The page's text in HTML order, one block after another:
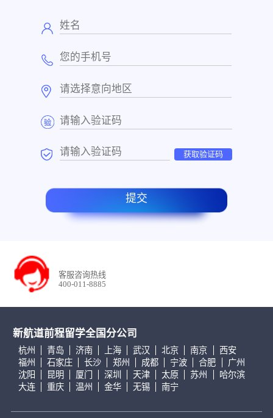
获取验证码
提交
客服咨询热线
400-011-8885
新航道前程留学全国分公司
杭州 青岛 济南 上海 武汉 北京 南京
西安
福州
石家庄 长沙 郑州 成都 宁波 合肥
广州
沈阳
昆明 厦门 深圳 天津 太原 苏州
哈尔滨
大连
重庆 温州 金华 无锡 南宁